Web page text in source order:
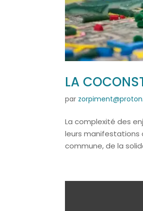
LA
par
La complexité des
leurs manifestations
commune, de la